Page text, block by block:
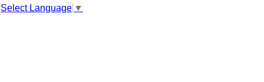
Select Language ▼